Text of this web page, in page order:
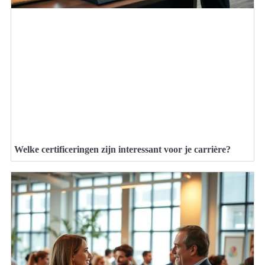
Welke certificeringen zijn interessant voor je carrière?